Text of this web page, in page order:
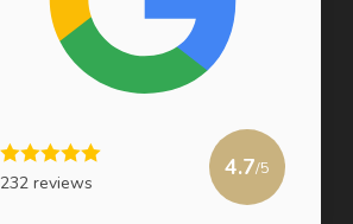
232 reviews
4.7/5